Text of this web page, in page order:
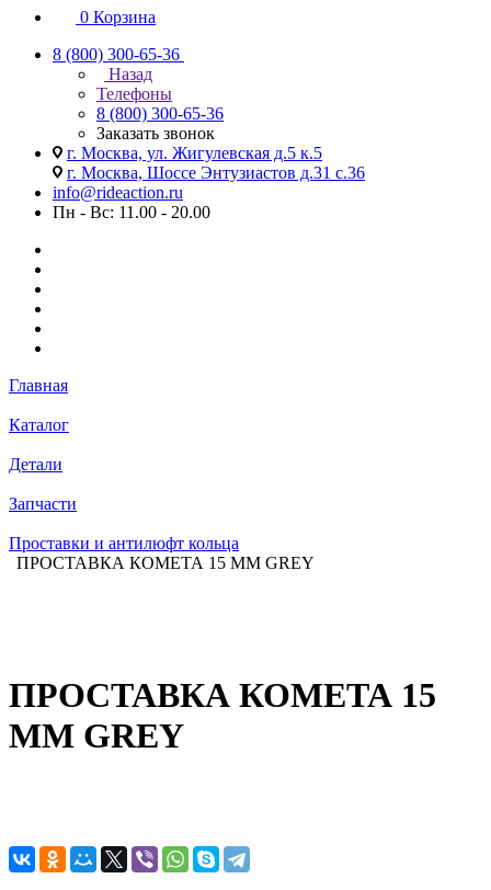
0 Корзина
8 (800) 300-65-36
Назад
Телефоны
8 (800) 300-65-36
Заказать звонок
г. Москва, ул. Жигулевская д.5 к.5
г. Москва, Шоссе Энтузиастов д.31 с.36
info@rideaction.ru
Пн - Вс: 11.00 - 20.00
Главная
Каталог
Детали
Запчасти
Проставки и антилюфт кольца
ПРОСТАВКА КОМЕТА 15 ММ GREY
ПРОСТАВКА КОМЕТА 15
ММ GREY